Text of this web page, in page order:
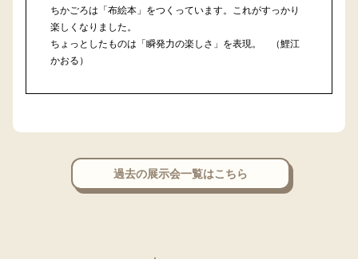
ちかごろは「布絵本」をつくっています。これがすっかり
楽しくなりました。
ちょっとしたものは「瞬発力の楽しさ」を表現。 （鯉江
かおる）
過去の展示会一覧はこちら